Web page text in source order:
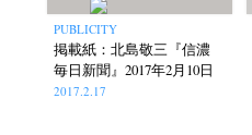
PUBLICITY
掲載紙：北島敬三『信濃
毎日新聞』2017年2月10日
2017.2.17